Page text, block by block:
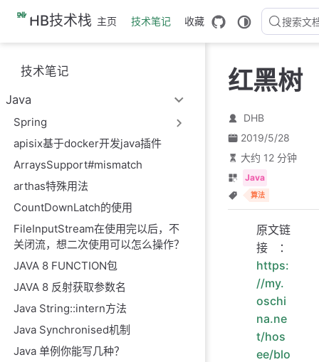
跳
主
要
內
HB技术栈 主页 技术笔记 收藏 搜索文
技术笔记
Java
Spring
apisix基于docker开发java插件
ArraysSupport#mismatch
arthas特殊用法
CountDownLatch的使用
FileInputStream在使用完以后，不
关闭流，想二次使用可以怎么操作？
JAVA 8 FUNCTION包
JAVA 8 反射获取参数名
Java String::intern方法
Java Synchronised机制
Java 单例你能写几种？
红黑树
DHB
2019/5/28
大约 12 分钟
Java
算法
原文链
接：
https:
//my.
oschi
na.ne
t/hos
ee/blo